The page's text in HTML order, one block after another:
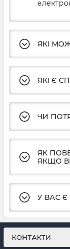
ЯКІ
ЯКІ Є
ЧИ
ЯК
ЯКЩО
У ВАС Є
КОНТАКТИ